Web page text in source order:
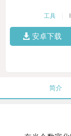
工具
安卓下载
简介